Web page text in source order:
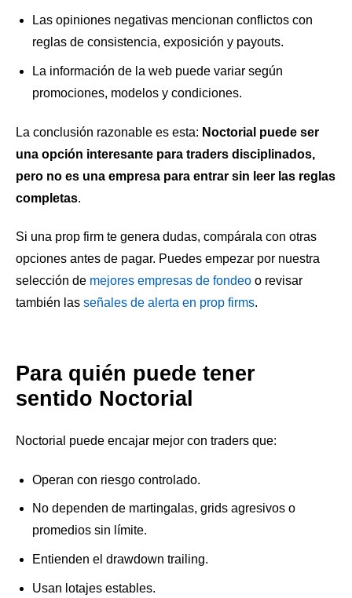
Las opiniones negativas mencionan conflictos con
reglas de consistencia, exposición y payouts.
La información de la web puede variar según
promociones, modelos y condiciones.
La conclusión razonable es esta: Noctorial puede ser
una opción interesante para traders disciplinados,
pero no es una empresa para entrar sin leer las reglas
completas.
Si una prop firm te genera dudas, compárala con otras
opciones antes de pagar. Puedes empezar por nuestra
selección de mejores empresas de fondeo o revisar
también las señales de alerta en prop firms.
Para quién puede tener
sentido Noctorial
Noctorial puede encajar mejor con traders que:
Operan con riesgo controlado.
No dependen de martingalas, grids agresivos o
promedios sin límite.
Entienden el drawdown trailing.
Usan lotajes estables.